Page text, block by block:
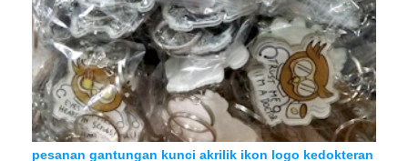
pesanan gantungan kunci akrilik ikon logo kedokteran